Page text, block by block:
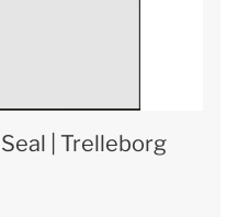
| Trelleborg